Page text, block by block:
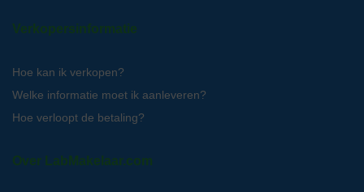
Verkopersinformatie
Hoe kan ik verkopen?
Welke informatie moet ik aanleveren?
Hoe verloopt de betaling?
Over LabMakelaar.com